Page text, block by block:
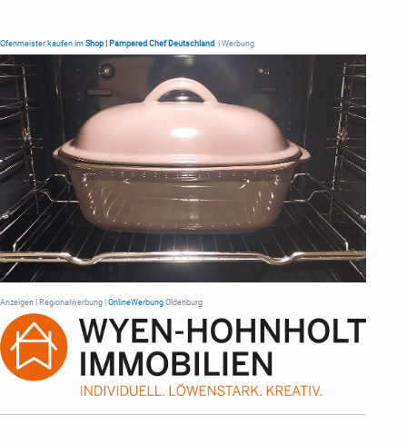
Ofenmeister kaufen im Shop | Pampered Chef Deutschland | Werbung
Anzeigen | Regionalwerbung | OnlineWerbung Oldenburg